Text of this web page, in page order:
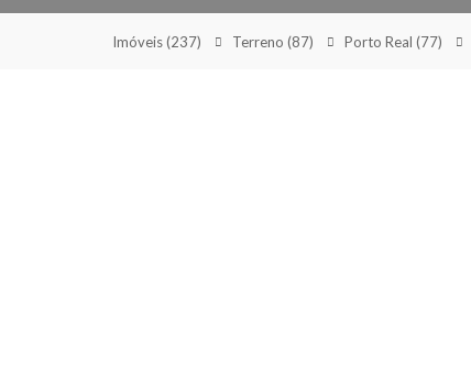
Imóveis(237) Terreno (87) Porto Real (77)